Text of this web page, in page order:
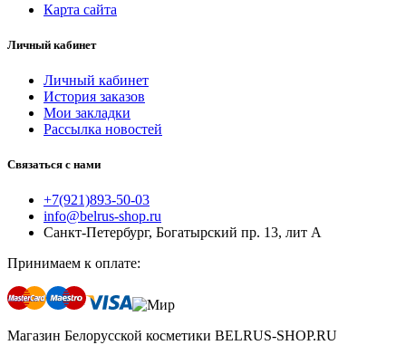
Карта сайта
Личный кабинет
Личный кабинет
История заказов
Мои закладки
Рассылка новостей
Связаться с нами
+7(921)893-50-03
info@belrus-shop.ru
Санкт-Петербург, Богатырский пр. 13, лит А
Принимаем к оплате:
Магазин Белорусской косметики BELRUS-SHOP.RU